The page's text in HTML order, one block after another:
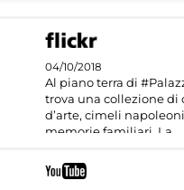
04/10/2018
Al piano terra di
trova una collezione di
d’arte, cimeli
memorie familiari. La